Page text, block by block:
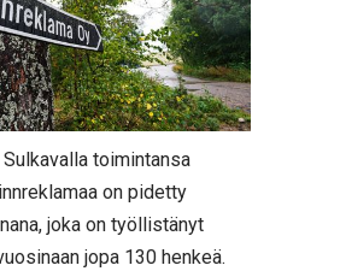
toimintansa
on pidetty
joka on työllistänyt
jopa 130 henkeä.